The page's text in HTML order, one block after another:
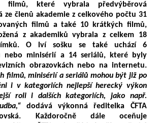
filmů, které vybrala předvýběrová
ze členů akademie z celkového počtu 31
filmů a také 10 krátkých filmů,
z akademiků vybrala z celkem 18
O lví sošku se také uchází 6
nebo minisérií a 14 seriálů, které byly
obrazovkách nebo na internetu.
filmů, minisériía seriálů mohou být již po
i v kategoriích nejlepší herecký výkon
roli i dalších kategoriích, jako např.
dodává výkonná ředitelka ČFTA
Každoročně dále oceňuje